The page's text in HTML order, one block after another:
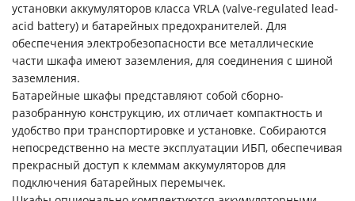
установки аккумуляторов класса VRLA (valve-regulated lead-
acid battery) и батарейных предохранителей. Для
обеспечения электробезопасности все металлические
части шкафа имеют заземления, для соединения с шиной
заземления.
Батарейные шкафы представляют собой сборно-
разобранную конструкцию, их отличает компактность и
удобство при транспортировке и установке. Собираются
непосредственно на месте эксплуатации ИБП, обеспечивая
прекрасный доступ к клеммам аккумуляторов для
подключения батарейных перемычек.